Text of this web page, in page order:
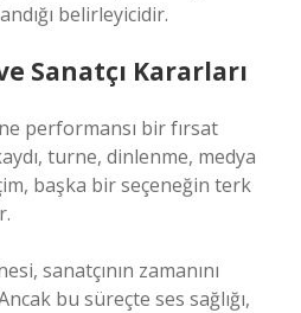
belirleyicidir.
Sanatçı Kararları
performansı bir fırsat
turne, dinlenme, medya
başka bir seçeneğin terk
sanatçının zamanını
bu süreçte ses sağlığı,